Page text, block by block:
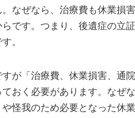
なぜなら、治療費も休業損
です。つまり、後遺症の立証
。
が「治療費、休業損害、通
おく必要があります。なぜ
怪我のため必要となった休